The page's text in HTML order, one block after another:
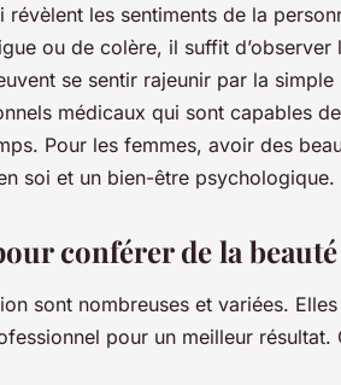
les sentiments de la
ou de colère, il suffit
se sentir rajeunir par la
médicaux qui sont capables
Pour les femmes, avoir des
soi et un bien-être psychologique.
conférer de la
sont nombreuses et variées.
pour un meilleur